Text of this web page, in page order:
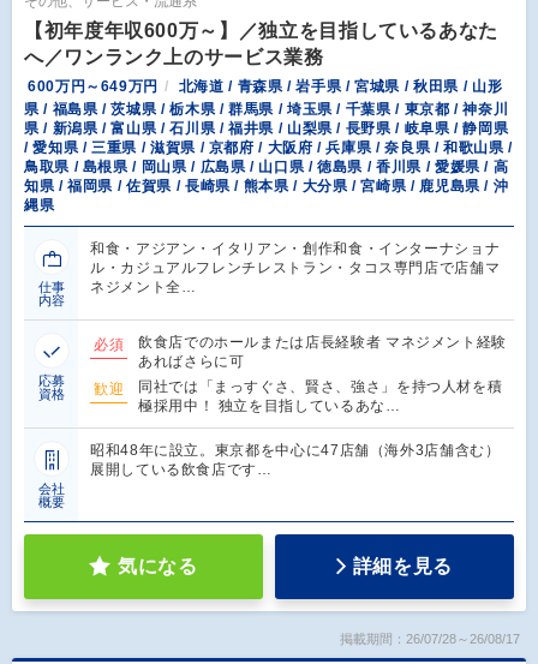
【初年度年収600万～】／独立を目指しているあなた
へ／ワンランク上のサービス業務
600万円～649万円
北海道 / 青森県 / 岩手県 / 宮城県 / 秋田県 / 山形
県 / 福島県 / 茨城県 / 栃木県 / 群馬県 / 埼玉県 / 千葉県 / 東京都 / 神奈川
県 / 新潟県 / 富山県 / 石川県 / 福井県 / 山梨県 / 長野県 / 岐阜県 / 静岡県
/ 愛知県 / 三重県 / 滋賀県 / 京都府 / 大阪府 / 兵庫県 / 奈良県 / 和歌山県 /
鳥取県 / 島根県 / 岡山県 / 広島県 / 山口県 / 徳島県 / 香川県 / 愛媛県 / 高
知県 / 福岡県 / 佐賀県 / 長崎県 / 熊本県 / 大分県 / 宮崎県 / 鹿児島県 / 沖
縄県
仕事
内容
和食・アジアン・イタリアン・創作和食・インターナショナ
ル・カジュアルフレンチレストラン・タコス専門店で店舗マ
ネジメント全…
応募
資格
必須
飲食店でのホールまたは店長経験者 マネジメント経験
あればさらに可
歓迎
同社では「まっすぐさ、賢さ、強さ」を持つ人材を積
極採用中！ 独立を目指しているあな…
会社
概要
昭和48年に設立。東京都を中心に47店舗（海外3店舗含む）
展開している飲食店です…
気になる 詳細を見る
掲載期間：26/07/28～26/08/17